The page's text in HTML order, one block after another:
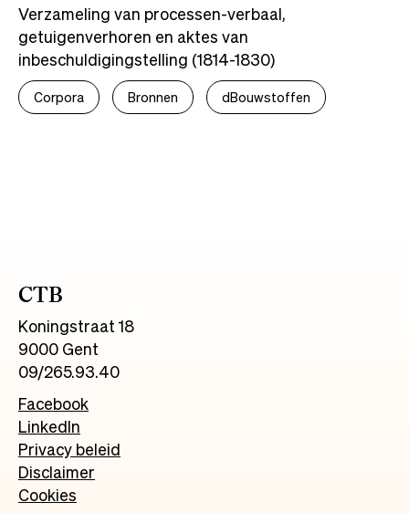
Verzameling van processen-verbaal,
getuigenverhoren en aktes van
inbeschuldigingstelling (1814-1830)
Corpora Bronnen dBouwstoffen
CTB
Koningstraat 18
9000 Gent
09/265.93.40
Facebook
LinkedIn
Privacy beleid
Disclaimer
Cookies